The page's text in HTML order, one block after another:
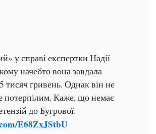
у справі експертки Надії
начебто вона завдала
тисяч гривень. Однак він не
потерпілим. Каже, що немає
до Бугрової.
E68ZxJStbU